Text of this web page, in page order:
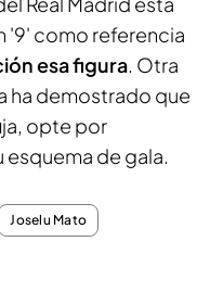
'9' como referencia
esa figura. Otra
ha demostrado que
opte por
de gala.
Joselu Mato